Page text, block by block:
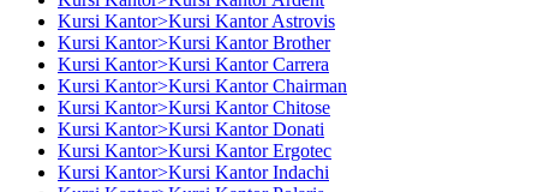
Kursi Kantor>Kursi Kantor Astrovis
Kursi Kantor>Kursi Kantor Brother
Kursi Kantor>Kursi Kantor Carrera
Kursi Kantor>Kursi Kantor Chairman
Kursi Kantor>Kursi Kantor Chitose
Kursi Kantor>Kursi Kantor Donati
Kursi Kantor>Kursi Kantor Ergotec
Kursi Kantor>Kursi Kantor Indachi